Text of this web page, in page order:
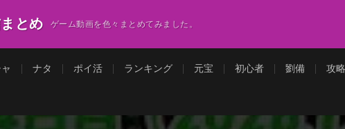
とめ ゲーム動画を色々まとめてみました。
ナタ ポイ活 ランキング 元宝 初心者 劉備 攻略